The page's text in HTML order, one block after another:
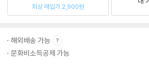
최상 매입가 2,900원
해외배송 가능
문화비소득공제 가능